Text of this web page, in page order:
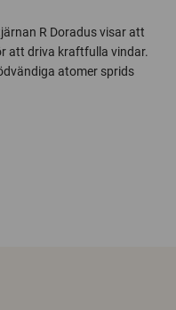
R Doradus visar att
att driva kraftfulla vindar.
atomer sprids